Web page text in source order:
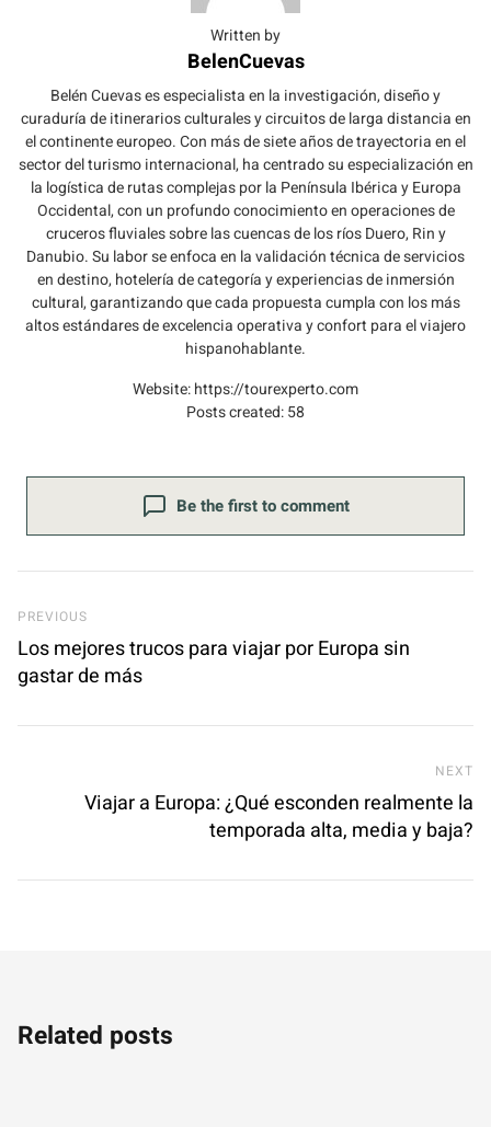
Written by
BelenCuevas
Belén Cuevas es especialista en la investigación, diseño y
curaduría de itinerarios culturales y circuitos de larga distancia en
el continente europeo. Con más de siete años de trayectoria en el
sector del turismo internacional, ha centrado su especialización en
la logística de rutas complejas por la Península Ibérica y Europa
Occidental, con un profundo conocimiento en operaciones de
cruceros fluviales sobre las cuencas de los ríos Duero, Rin y
Danubio. Su labor se enfoca en la validación técnica de servicios
en destino, hotelería de categoría y experiencias de inmersión
cultural, garantizando que cada propuesta cumpla con los más
altos estándares de excelencia operativa y confort para el viajero
hispanohablante.
Website:https://tourexperto.com
Posts created: 58
Be the first to comment
Previous Post
PREVIOUS
Los mejores trucos para viajar por Europa sin
gastar de más
NEXT
Viajar a Europa: ¿Qué esconden realmente la
temporada alta, media y baja?
Related posts